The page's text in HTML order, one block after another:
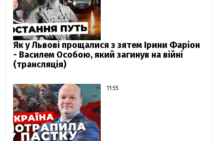
Як у Львові прощалися з зятем Ірини Фаріон
- Василем Особою, який загинув на війні
(трансляція)
11:55